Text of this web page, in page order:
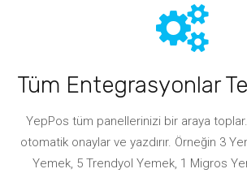
Tüm Entegrasyonlar
YepPos tüm panellerinizi bir araya
otomatik onaylar ve yazdırır. Örneğin 3
Yemek, 5 Trendyol Yemek, 1 Migros